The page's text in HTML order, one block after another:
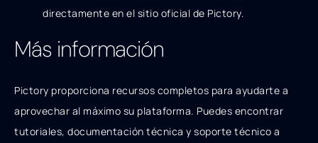
directamente en el sitio oficial de Pictory.
Más información
Pictory proporciona recursos completos para ayudarte a
aprovechar al máximo su plataforma. Puedes encontrar
tutoriales, documentación técnica y soporte técnico a